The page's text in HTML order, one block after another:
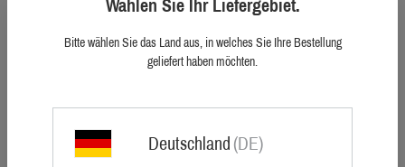
56,00 €
Wählen Sie Ihr Liefergebiet.
Bitte wählen Sie das Land aus, in welches Sie Ihre Bestellung
geliefert haben möchten.
Deutschland(DE)